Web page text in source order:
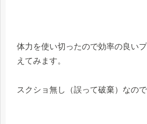
体力を使い切ったので効率の良い
えてみます。
スクショ無し（誤って破棄）なので